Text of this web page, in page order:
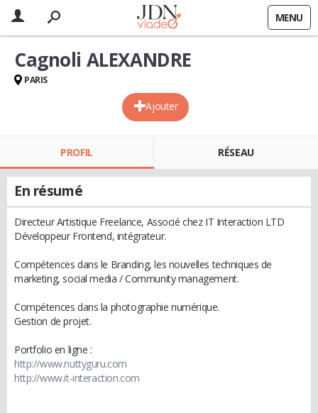
MENU
Ajouter
Cagnoli ALEXANDRE
PARIS
PROFIL RÉSEAU
En résumé
Directeur Artistique Freelance, Associé chez IT Interaction LTD
Développeur Frontend, intégrateur.
Compétences dans le Branding, les nouvelles techniques de
marketing, social media / Community management.
Compétences dans la photographie numérique.
Gestion de projet.
Portfolio en ligne :
http://www.nuttyguru.com
http://www.it-interaction.com